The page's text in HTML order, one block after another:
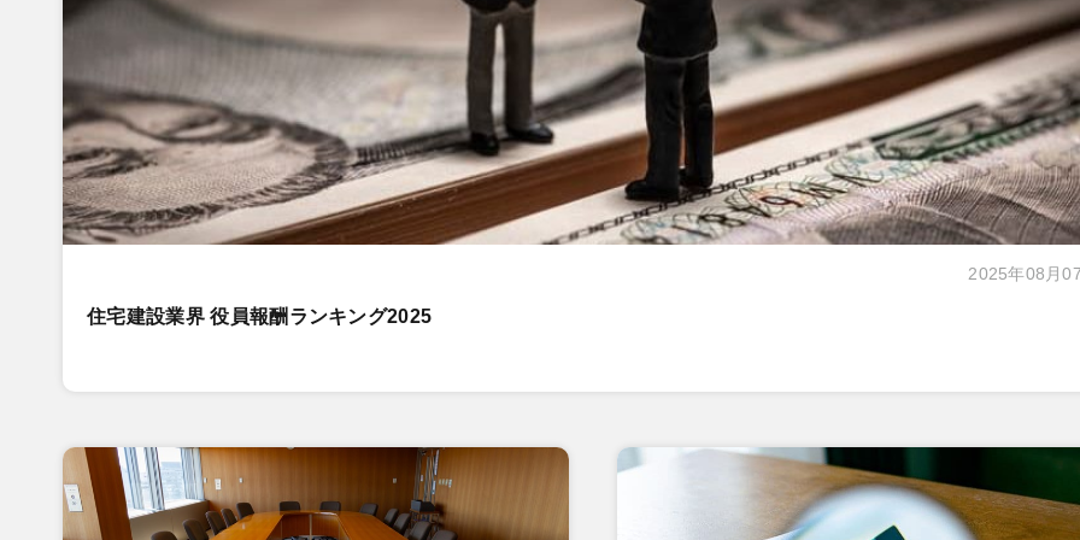
2025年08月
住宅建設業界 役員報酬ランキング2025